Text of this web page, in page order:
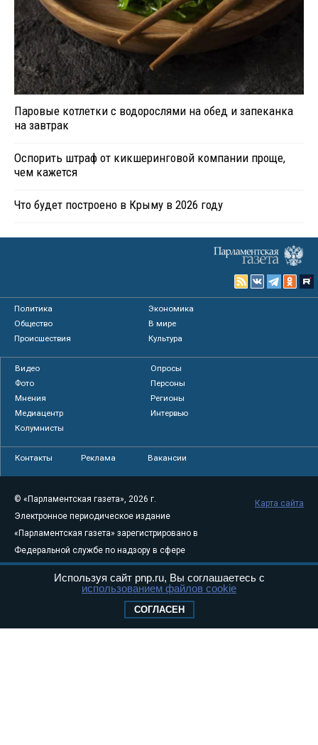
Паровые котлетки с водорослями на обед и запеканка
на завтрак
Оспорить штраф от кикшеринговой компании проще,
чем кажется
Что будет построено в Крыму в 2026 году
Политика
Экономика
Общество
В мире
Происшествия
Культура
Видео
Опросы
Фото
Персоны
Мнения
Регионы
Медиацентр
Интервью
Колумнисты
Контакты Реклама Вакансии
© «Парламентская газета», 2026 г.
Электронное периодическое издание
«Парламентская газета» зарегистрировано в
Федеральной службе по надзору в сфере
связи, информационных технологий и
массовых коммуникаций (Роскомнадзор) 05
Свидетельство о регистрации Эл № ФС77-
Карта сайта
Используя сайт pnp.ru, Вы соглашаетесь с
использованием файлов cookie
СОГЛАСЕН